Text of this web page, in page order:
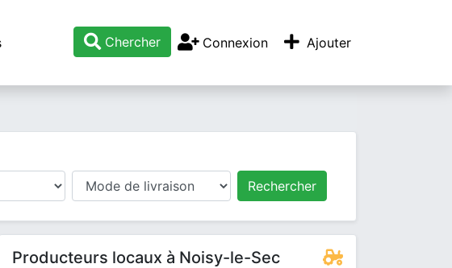
Chercher Connexion Ajouter
Rechercher
Producteurs locaux à Noisy-le-Sec